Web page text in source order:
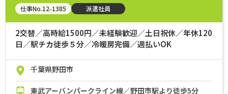
仕事No.12-1385 派遣社員
2交替／高時給1500円／未経験歓迎／土日祝休／年休120
日／駅チカ徒歩５分／冷暖房完備／週払いOK
千葉県野田市
東武アーバンパークライン線／野田市駅より徒歩5分